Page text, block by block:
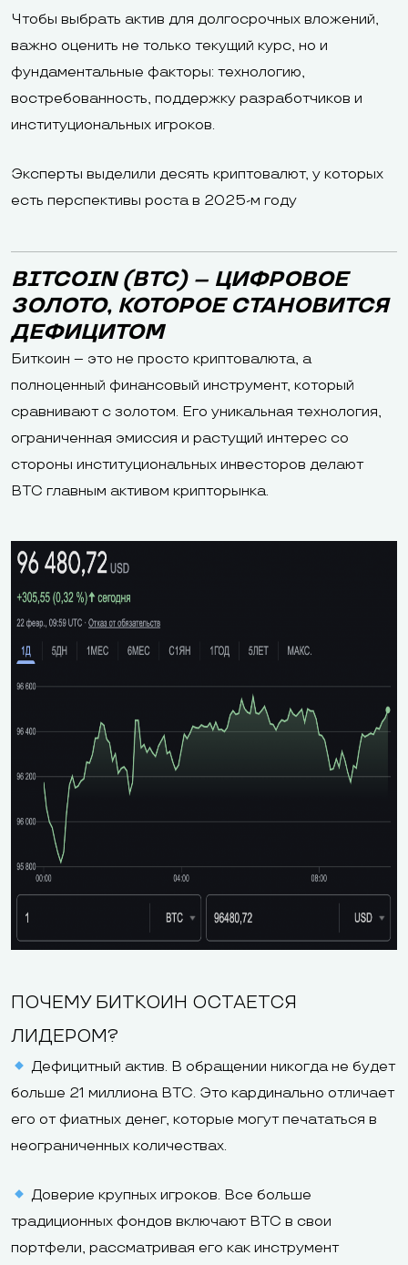
Чтобы выбрать актив для долгосрочных вложений,
важно оценить не только текущий курс, но и
фундаментальные факторы: технологию,
востребованность, поддержку разработчиков и
институциональных игроков.
Эксперты выделили десять криптовалют, у которых
есть перспективы роста в 2025-м году
BITCOIN (BTC) – ЦИФРОВОЕ
ЗОЛОТО, КОТОРОЕ СТАНОВИТСЯ
ДЕФИЦИТОМ
Биткоин – это не просто криптовалюта, а
полноценный финансовый инструмент, который
сравнивают с золотом. Его уникальная технология,
ограниченная эмиссия и растущий интерес со
стороны институциональных инвесторов делают
BTC главным активом крипторынка.
ПОЧЕМУ БИТКОИН ОСТАЕТСЯ
ЛИДЕРОМ?
Дефицитный актив. В обращении никогда не будет
больше 21 миллиона BTC. Это кардинально отличает
его от фиатных денег, которые могут печататься в
неограниченных количествах.
Доверие крупных игроков. Все больше
традиционных фондов включают BTC в свои
портфели, рассматривая его как инструмент